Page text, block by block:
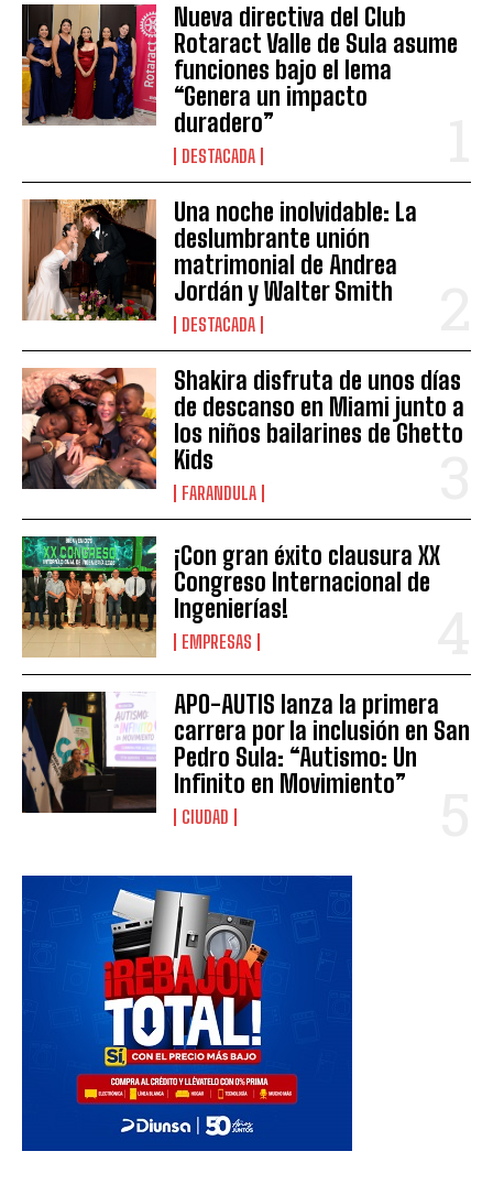
Nueva directiva del Club
Rotaract Valle de Sula asume
funciones bajo el lema
“Genera un impacto
duradero”
DESTACADA
Una noche inolvidable: La
deslumbrante unión
matrimonial de Andrea
Jordán y Walter Smith
DESTACADA
Shakira disfruta de unos días
de descanso en Miami junto a
los niños bailarines de Ghetto
Kids
FARANDULA
¡Con gran éxito clausura XX
Congreso Internacional de
Ingenierías!
EMPRESAS
APO-AUTIS lanza la primera
carrera por la inclusión en San
Pedro Sula: “Autismo: Un
Infinito en Movimiento”
CIUDAD